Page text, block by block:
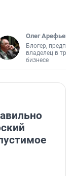
Олег Арефьев
Блогер,
владелец в
бизнесе